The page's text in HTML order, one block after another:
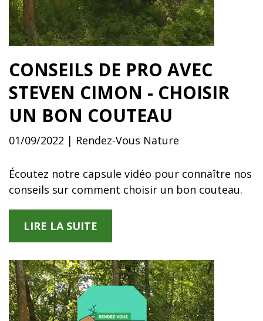
CONSEILS DE PRO AVEC
STEVEN CIMON - CHOISIR
UN BON COUTEAU
01/09/2022 | Rendez-Vous Nature
Écoutez notre capsule vidéo pour connaître nos
conseils sur comment choisir un bon couteau.
LIRE LA SUITE